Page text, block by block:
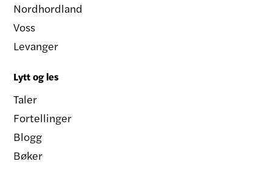
Nordhordland
Voss
Levanger
Lytt og les
Taler
Fortellinger
Blogg
Bøker